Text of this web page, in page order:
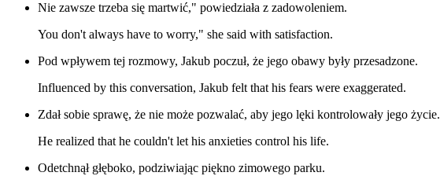
Nie zawsze trzeba się martwić," powiedziała z zadowoleniem.
You don't always have to worry," she said with satisfaction.
Pod wpływem tej rozmowy, Jakub poczuł, że jego obawy były przesadzone.
Influenced by this conversation, Jakub felt that his fears were exaggerated.
Zdał sobie sprawę, że nie może pozwalać, aby jego lęki kontrolowały jego życie.
He realized that he couldn't let his anxieties control his life.
Odetchnął głęboko, podziwiając piękno zimowego parku.